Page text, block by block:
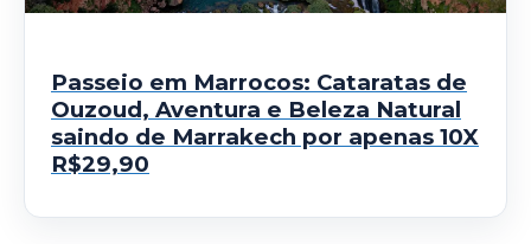
Passeio em Marrocos: Cataratas de
Ouzoud, Aventura e Beleza Natural
saindo de Marrakech por apenas 10X
R$29,90